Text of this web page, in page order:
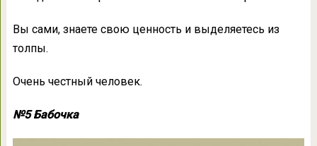
Вы сами, знаете свою ценность и выделяетесь из
толпы.
Очень честный человек.
№5 Бабочка